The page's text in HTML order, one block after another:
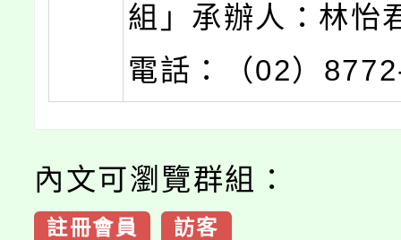
組」承辦人：林怡
電話：（02）
內文可瀏覽群組：
註冊會員 訪客